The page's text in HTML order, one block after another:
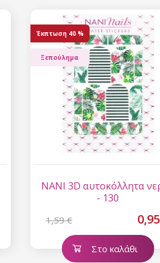
NANI 3D αυτοκόλλητα
- 130
1,59 €
Έκπτωση 40 %
Ξεπούλημα
Στο καλάθι
Έκπτωση
Εγγραφείτε στο
κερδίστε έκπτωση
σας
Η ηλεκτρονική σας διεύθυνση